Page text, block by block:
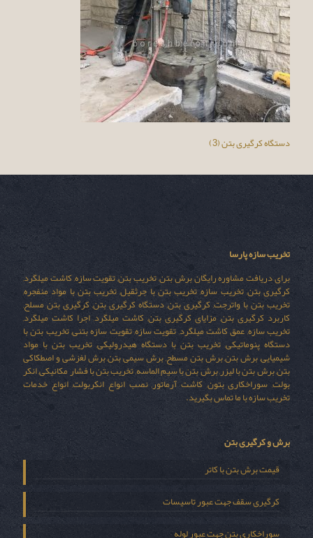
دستگاه کرگیری بتن (3)
تخریب سازه پارسا
برای دریافت مشاوره رایگان برش بتن, تخریب بتن, تقویت سازه, کاشت میلگرد,
کرگیری بتن, تخریب سازه, تخریب بتن با جرثقیل, تخریب بتن با مواد منفجره,
تخریب بتن با واترجت, کرگیری بتن, دستگاه کرگیری بتن, کرگیری بتن مسلح,
کاربرد کرگیری بتن, مزایای کرگیری بتن, کاشت میلگرد, اجرا کاشت میلگرد,
تخریب سازه, عمق کاشت میلگرد, تقویت سازه, تقویت سازه بتنی, تخریب بتن با
دستگاه پنوماتیکی, تخریب بتن با دستگاه هیدرولیکی, تخریب بتن با مواد
شیمیایی, برش بتن, برش بتن مسطح, برش سیمی بتن, برش لغزشی و اصطکاکی
بتن, برش بتن با لیزر, برش بتن با سیم الماسه, تخریب بتن با فشار مکانیکی, انکر
بولت, سوراخکاری بتون, کاشت آرماتور, نصب انواع انکربولت, انواع خدمات
تخریب سازه با ما تماس بگیرید.
برش و کرگیری بتن
قیمت برش بتن با کاتر
کرگیری سقف جهت عبور تاسیسات
سوراخکاری بتن جهت عبور لوله